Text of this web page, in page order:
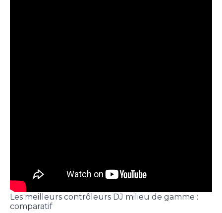
Les meilleurs contrôleurs DJ milieu de gamme :
comparatif